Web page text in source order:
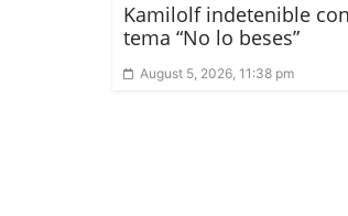
Kamilolf indetenible con
tema “No lo beses”
August 5, 2026, 11:38 pm